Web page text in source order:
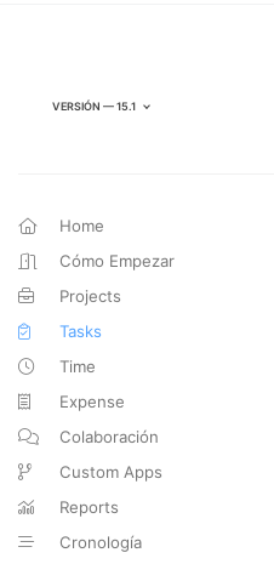
Versión — 15.1
Home
Cómo Empezar
Projects
Tasks
Time
Expense
Colaboración
Custom Apps
Reports
Cronología